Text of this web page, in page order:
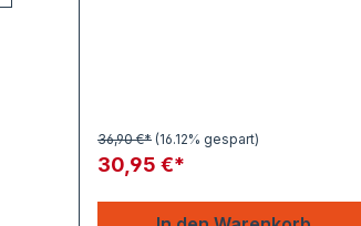
30,95 €*
36,90 €* (16.12% gespart)